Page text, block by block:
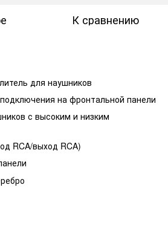
К сравнению
для наушников
на фронтальной панели
с высоким и низким
RCA/выход RCA)